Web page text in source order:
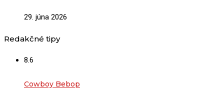
29. júna 2026
Redakčné tipy
8.6
Cowboy Bebop